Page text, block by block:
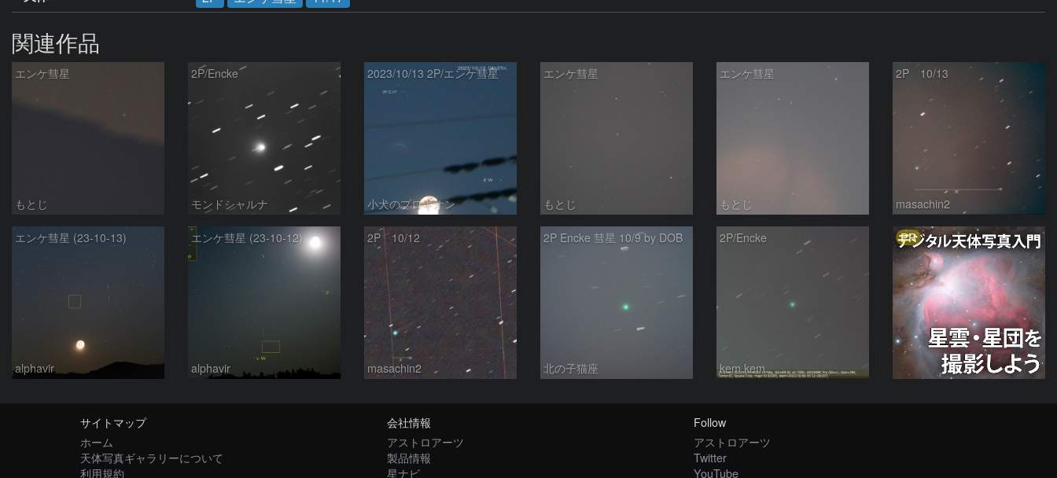
関連作品
エンケ彗星
もとじ
2P/Encke
モンドシャルナ
2023/10/13 2P/エンケ彗星
小犬のプロキオン
エンケ彗星
もとじ
エンケ彗星
もとじ
2P 10/13
masachin2
エンケ彗星 (23-10-13)
alphavir
エンケ彗星 (23-10-12)
alphavir
2P 10/12
masachin2
2P Encke 彗星 10/9 by DOB
北の子猫座
2P/Encke
kem.kem
PR
サイトマップ
ホーム
天体写真ギャラリーについて
利用規約
会社情報
アストロアーツ
製品情報
星ナビ
Follow
アストロアーツ
Twitter
YouTube